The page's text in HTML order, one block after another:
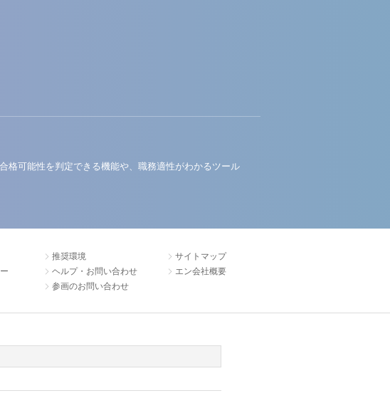
格可能性を判定できる機能や、職務適性がわかるツール
推奨環境
ヘルプ・お問い合わせ
参画のお問い合わせ
サイトマップ
エン会社概要